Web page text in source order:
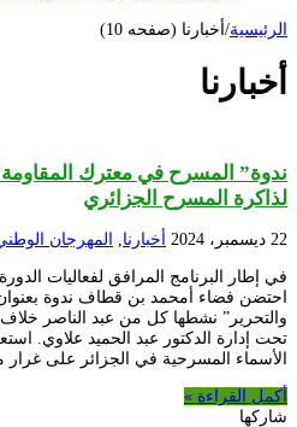
الرئيسية/ أخبارنا (صفحه 10)
أخبارنا
ندوة” المسرح في معترك
لذاكرة المسرح الجزائري
22 ديسمبر، 2024 أخبارنا المهرجان
احتضن فضاء أمحمد بن قطاف ندوة
والتحرير” نشطها كل من عبد الناصر
تحت إدارة الدكتور عبد الحميد علاوي.
الأسماء المسرحية في الجزائر على
أكمل القراءة »
شاركها